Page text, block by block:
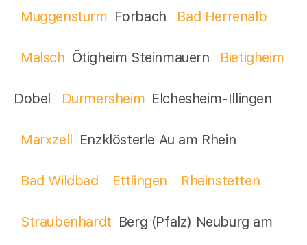
Muggensturm Forbach Bad Herrenalb
Malsch Ötigheim Steinmauern Bietigheim
Dobel Durmersheim Elchesheim-Illingen
Marxzell Enzklösterle Au am Rhein
Bad Wildbad Ettlingen Rheinstetten
Straubenhardt Berg (Pfalz) Neuburg am